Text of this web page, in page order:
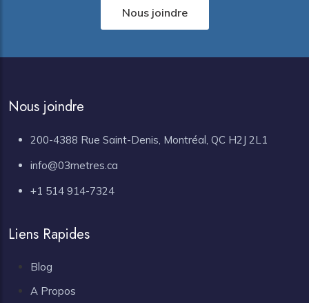
Nous joindre
Nous joindre
200-4388 Rue Saint-Denis, Montréal, QC H2J 2L1
info@03metres.ca
+1 514 914-7324
Liens Rapides
Blog
A Propos